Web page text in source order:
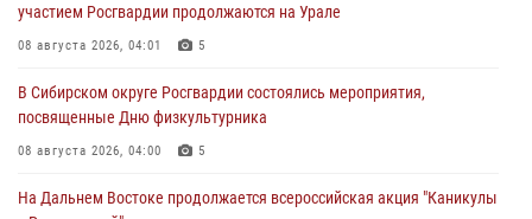
участием Росгвардии продолжаются на Урале
08 августа 2026, 04:01 5
В Сибирском округе Росгвардии состоялись мероприятия,
посвященные Дню физкультурника
08 августа 2026, 04:00 5
На Дальнем Востоке продолжается всероссийская акция "Каникулы